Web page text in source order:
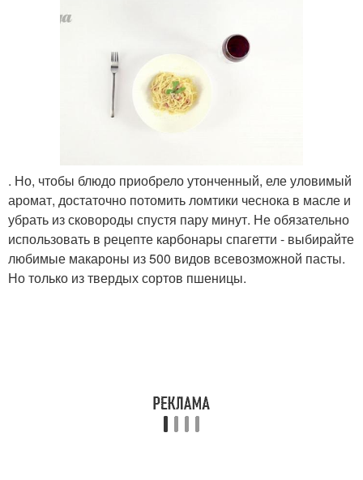
. Но, чтобы блюдо приобрело утонченный, еле уловимый
аромат, достаточно потомить ломтики чеснока в масле и
убрать из сковороды спустя пару минут. Не обязательно
использовать в рецепте карбонары спагетти - выбирайте
любимые макароны из 500 видов всевозможной пасты.
Но только из твердых сортов пшеницы.